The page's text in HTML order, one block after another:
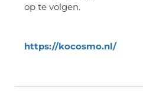
op te volgen.
https://kocosmo.nl/